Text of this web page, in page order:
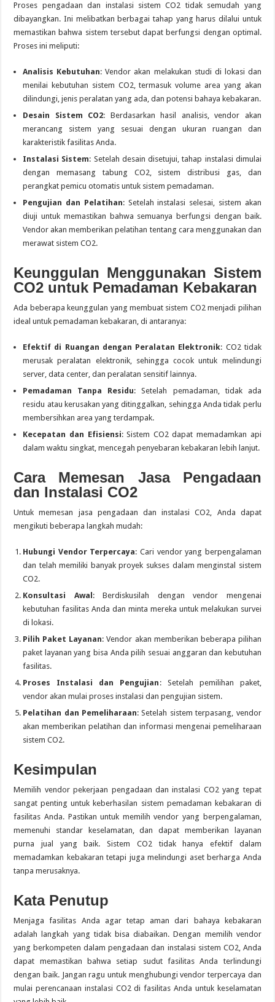
Proses pengadaan dan instalasi sistem CO2 tidak semudah yang
dibayangkan. Ini melibatkan berbagai tahap yang harus dilalui untuk
memastikan bahwa sistem tersebut dapat berfungsi dengan optimal.
Proses ini meliputi:
Analisis Kebutuhan: Vendor akan melakukan studi di lokasi dan
menilai kebutuhan sistem CO2, termasuk volume area yang akan
dilindungi, jenis peralatan yang ada, dan potensi bahaya kebakaran.
Desain Sistem CO2: Berdasarkan hasil analisis, vendor akan
merancang sistem yang sesuai dengan ukuran ruangan dan
karakteristik fasilitas Anda.
Instalasi Sistem: Setelah desain disetujui, tahap instalasi dimulai
dengan memasang tabung CO2, sistem distribusi gas, dan
perangkat pemicu otomatis untuk sistem pemadaman.
Pengujian dan Pelatihan: Setelah instalasi selesai, sistem akan
diuji untuk memastikan bahwa semuanya berfungsi dengan baik.
Vendor akan memberikan pelatihan tentang cara menggunakan dan
merawat sistem CO2.
Keunggulan Menggunakan Sistem
CO2 untuk Pemadaman Kebakaran
Ada beberapa keunggulan yang membuat sistem CO2 menjadi pilihan
ideal untuk pemadaman kebakaran, di antaranya:
Efektif di Ruangan dengan Peralatan Elektronik: CO2 tidak
merusak peralatan elektronik, sehingga cocok untuk melindungi
server, data center, dan peralatan sensitif lainnya.
Pemadaman Tanpa Residu: Setelah pemadaman, tidak ada
residu atau kerusakan yang ditinggalkan, sehingga Anda tidak perlu
membersihkan area yang terdampak.
Kecepatan dan Efisiensi: Sistem CO2 dapat memadamkan api
dalam waktu singkat, mencegah penyebaran kebakaran lebih lanjut.
Cara Memesan Jasa Pengadaan
dan Instalasi CO2
Untuk memesan jasa pengadaan dan instalasi CO2, Anda dapat
mengikuti beberapa langkah mudah:
Hubungi Vendor Terpercaya: Cari vendor yang berpengalaman
dan telah memiliki banyak proyek sukses dalam menginstal sistem
CO2.
Konsultasi Awal : Berdiskusilah dengan vendor mengenai
kebutuhan fasilitas Anda dan minta mereka untuk melakukan survei
di lokasi.
Pilih Paket Layanan: Vendor akan memberikan beberapa pilihan
paket layanan yang bisa Anda pilih sesuai anggaran dan kebutuhan
fasilitas.
Proses Instalasi dan Pengujian : Setelah pemilihan paket,
vendor akan mulai proses instalasi dan pengujian sistem.
Pelatihan dan Pemeliharaan: Setelah sistem terpasang, vendor
akan memberikan pelatihan dan informasi mengenai pemeliharaan
sistem CO2.
Kesimpulan
Memilih vendor pekerjaan pengadaan dan instalasi CO2 yang tepat
sangat penting untuk keberhasilan sistem pemadaman kebakaran di
fasilitas Anda. Pastikan untuk memilih vendor yang berpengalaman,
memenuhi standar keselamatan, dan dapat memberikan layanan
purna jual yang baik. Sistem CO2 tidak hanya efektif dalam
memadamkan kebakaran tetapi juga melindungi aset berharga Anda
tanpa merusaknya.
Kata Penutup
Menjaga fasilitas Anda agar tetap aman dari bahaya kebakaran
adalah langkah yang tidak bisa diabaikan. Dengan memilih vendor
yang berkompeten dalam pengadaan dan instalasi sistem CO2, Anda
dapat memastikan bahwa setiap sudut fasilitas Anda terlindungi
dengan baik. Jangan ragu untuk menghubungi vendor terpercaya dan
mulai perencanaan instalasi CO2 di fasilitas Anda untuk keselamatan